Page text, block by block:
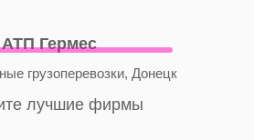
АТП Гермес
грузоперевозки, Донецк
лучшие фирмы